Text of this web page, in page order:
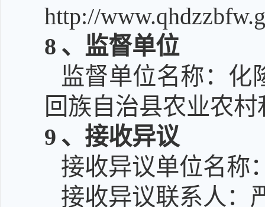
http://
8 、监督单位
监督单位名称：化
回族自治县农业农
9 、接收异议
接收异议单位名称
接收异议联系人：